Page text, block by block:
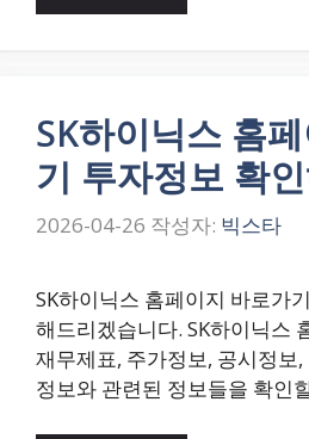
SK하이닉스 홈
기 투자정보 확
2026-04-26 작성자: 빅스타
SK하이닉스 홈페이지 바로가
해드리겠습니다. SK하이닉스
재무제표, 주가정보, 공시정보
정보와 관련된 정보들을 확인